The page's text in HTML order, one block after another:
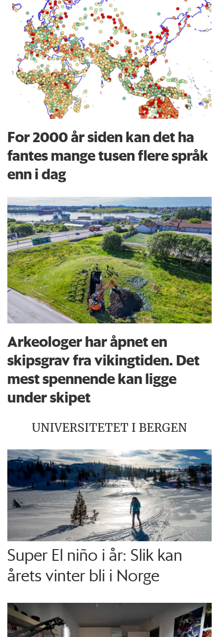
For 2000 år siden kan det ha
fantes mange tusen flere språk
enn i dag
Arkeologer har åpnet en
skipsgrav fra vikingtiden. Det
mest spennende kan ligge
under skipet
UNIVERSITETET I BERGEN
Super El niño i år: Slik kan
årets vinter bli i Norge